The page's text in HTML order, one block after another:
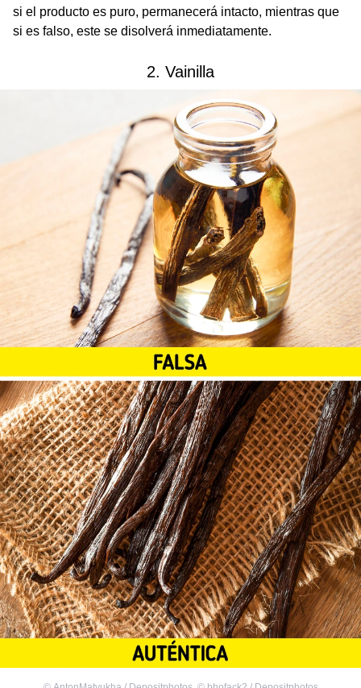
si el producto es puro, permanecerá intacto, mientras que
si es falso, este se disolverá inmediatamente.
2. Vainilla